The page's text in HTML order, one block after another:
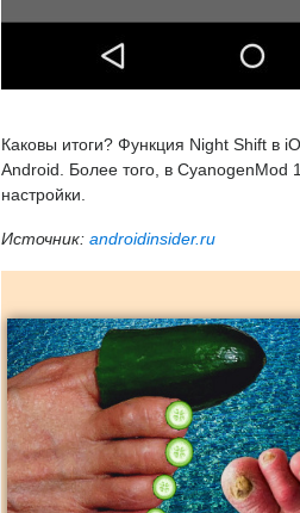
Каковы итоги? Функция Night Shift в
Android. Более того, в CyanogenMod
настройки.
Источник: androidinsider.ru